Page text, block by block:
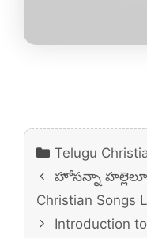
Categories
Telugu
హోసన్నా
Christian Songs
Introduction